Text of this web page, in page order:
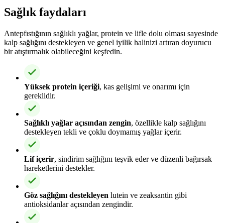
Sağlık faydaları
Antepfıstığının sağlıklı yağlar, protein ve lifle dolu olması sayesinde
kalp sağlığını destekleyen ve genel iyilik halinizi artıran doyurucu
bir atıştırmalık olabileceğini keşfedin.
Yüksek protein içeriği, kas gelişimi ve onarımı için
gereklidir.
Sağlıklı yağlar açısından zengin, özellikle kalp sağlığını
destekleyen tekli ve çoklu doymamış yağlar içerir.
Lif içerir, sindirim sağlığını teşvik eder ve düzenli bağırsak
hareketlerini destekler.
Göz sağlığını destekleyen lutein ve zeaksantin gibi
antioksidanlar açısından zengindir.